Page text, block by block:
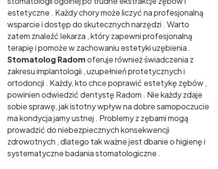
estetyczne . Każdy chory może liczyć na profesjonalną
wsparcie i dostęp do skutecznych narzędzi . Warto
zatem znaleźć lekarza , który zapewni profesjonalną
terapię i pomoże w zachowaniu estetyki uzębienia .
Stomatolog Radomoferuje również świadczenia z
zakresu implantologii , uzupełnień protetycznych i
ortodoncji . Każdy, kto chce poprawić estetykę zębów ,
powinien odwiedzić dentystę Radom . Nie każdy zdaje
sobie sprawę, jak istotny wpływ na dobre samopoczucie
ma kondycja jamy ustnej . Problemy z zębami mogą
prowadzić do niebezpiecznych konsekwencji
zdrowotnych , dlatego tak ważne jest dbanie o higienę i
systematyczne badania stomatologiczne .